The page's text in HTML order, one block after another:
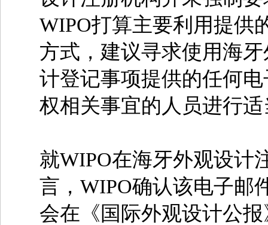
WIPO打算主要利用提供
方式，建议寻求使用海
计登记事项提供的任何
权相关事宜的人员进行
就WIPO在海牙外观设计
言，WIPO确认该电子邮
会在《国际外观设计公